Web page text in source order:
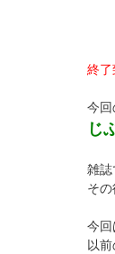
終了
今回
じ
雑誌
そ
今回
以